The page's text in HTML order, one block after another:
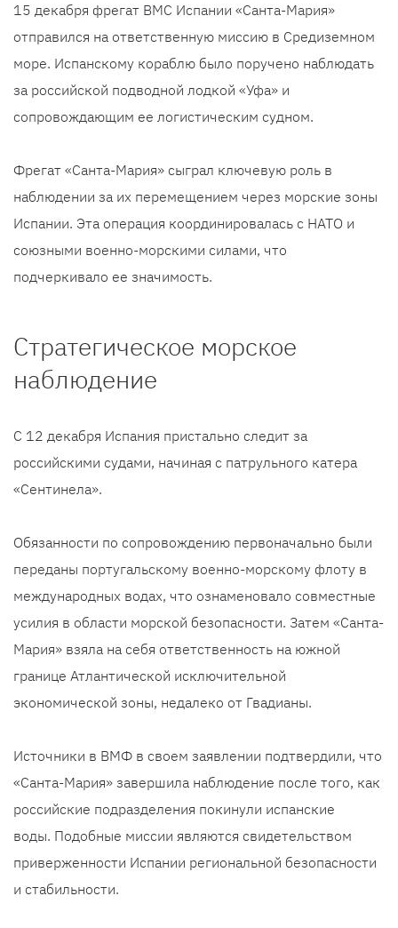
15 декабря фрегат ВМС Испании «Санта-Мария»
отправился на ответственную миссию в Средиземном
море. Испанскому кораблю было поручено наблюдать
за российской подводной лодкой «Уфа» и
сопровождающим ее логистическим судном.
Фрегат «Санта-Мария» сыграл ключевую роль в
наблюдении за их перемещением через морские зоны
Испании. Эта операция координировалась с НАТО и
союзными военно-морскими силами, что
подчеркивало ее значимость.
Стратегическое морское
наблюдение
С 12 декабря Испания пристально следит за
российскими судами, начиная с патрульного катера
«Сентинела».
Обязанности по сопровождению первоначально были
переданы португальскому военно-морскому флоту в
международных водах, что ознаменовало совместные
усилия в области морской безопасности. Затем «Санта-
Мария» взяла на себя ответственность на южной
границе Атлантической исключительной
экономической зоны, недалеко от Гвадианы.
Источники в ВМФ в своем заявлении подтвердили, что
«Санта-Мария» завершила наблюдение после того, как
российские подразделения покинули испанские
воды. Подобные миссии являются свидетельством
приверженности Испании региональной безопасности
и стабильности.